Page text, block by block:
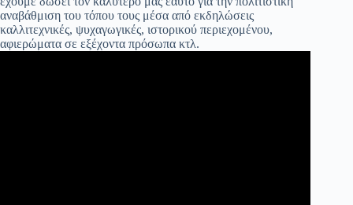
αναβάθμιση του τόπου τους μέσα από εκδηλώσεις
καλλιτεχνικές, ψυχαγωγικές, ιστορικού περιεχομένου,
αφιερώματα σε εξέχοντα πρόσωπα κτλ.